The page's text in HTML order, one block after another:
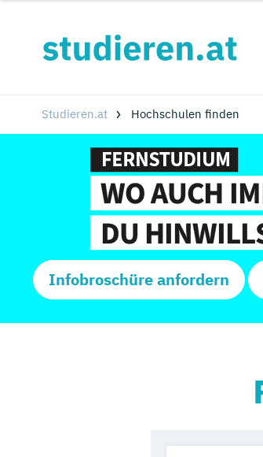
Studieren.at Hochschulen finden
Infobroschüre anfordern